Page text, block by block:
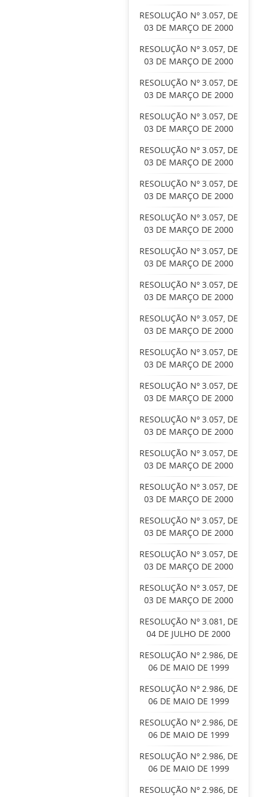
RESOLUÇÃO Nº 3.057, DE
03 DE MARÇO DE 2000
RESOLUÇÃO Nº 3.057, DE
03 DE MARÇO DE 2000
RESOLUÇÃO Nº 3.057, DE
03 DE MARÇO DE 2000
RESOLUÇÃO Nº 3.057, DE
03 DE MARÇO DE 2000
RESOLUÇÃO Nº 3.057, DE
03 DE MARÇO DE 2000
RESOLUÇÃO Nº 3.057, DE
03 DE MARÇO DE 2000
RESOLUÇÃO Nº 3.057, DE
03 DE MARÇO DE 2000
RESOLUÇÃO Nº 3.057, DE
03 DE MARÇO DE 2000
RESOLUÇÃO Nº 3.057, DE
03 DE MARÇO DE 2000
RESOLUÇÃO Nº 3.057, DE
03 DE MARÇO DE 2000
RESOLUÇÃO Nº 3.057, DE
03 DE MARÇO DE 2000
RESOLUÇÃO Nº 3.057, DE
03 DE MARÇO DE 2000
RESOLUÇÃO Nº 3.057, DE
03 DE MARÇO DE 2000
RESOLUÇÃO Nº 3.057, DE
03 DE MARÇO DE 2000
RESOLUÇÃO Nº 3.057, DE
03 DE MARÇO DE 2000
RESOLUÇÃO Nº 3.057, DE
03 DE MARÇO DE 2000
RESOLUÇÃO Nº 3.057, DE
03 DE MARÇO DE 2000
RESOLUÇÃO Nº 3.057, DE
03 DE MARÇO DE 2000
RESOLUÇÃO Nº 3.081, DE
04 DE JULHO DE 2000
RESOLUÇÃO Nº 2.986, DE
06 DE MAIO DE 1999
RESOLUÇÃO Nº 2.986, DE
06 DE MAIO DE 1999
RESOLUÇÃO Nº 2.986, DE
06 DE MAIO DE 1999
RESOLUÇÃO Nº 2.986, DE
06 DE MAIO DE 1999
RESOLUÇÃO Nº 2.986, DE